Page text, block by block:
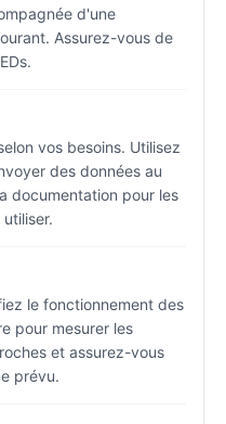
d'une
Assurez-vous de
vos besoins. Utilisez
des données au
documentation pour les
le fonctionnement des
pour mesurer les
et assurez-vous
prévu.